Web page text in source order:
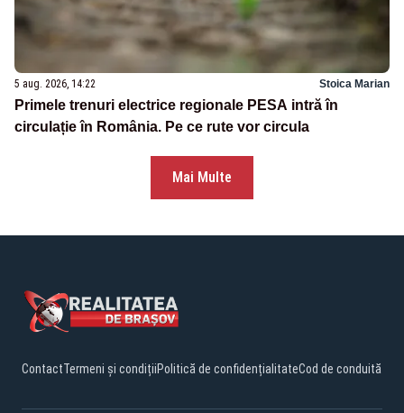
5 aug. 2026, 14:22 Stoica Marian
Primele trenuri electrice regionale PESA intră în
circulație în România. Pe ce rute vor circula
Mai Multe
ContactTermeni și condițiiPolitică de confidențialitateCod de conduită